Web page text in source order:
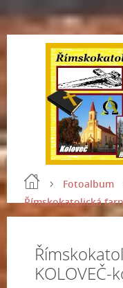
Fotoalbum
Římskokatolická
KOLOVEČ-